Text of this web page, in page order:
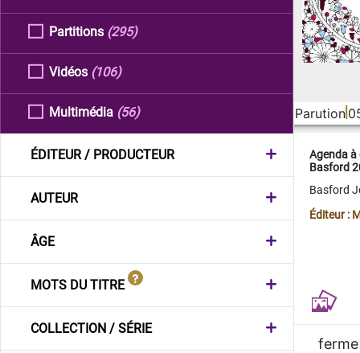
Partitions (295)
Vidéos (106)
Multimédia (56)
ÉDITEUR / PRODUCTEUR
AUTEUR
ÂGE
MOTS DU TITRE
COLLECTION / SÉRIE
Parution
Agenda
Basford
Basford
Éditeur :
ferme